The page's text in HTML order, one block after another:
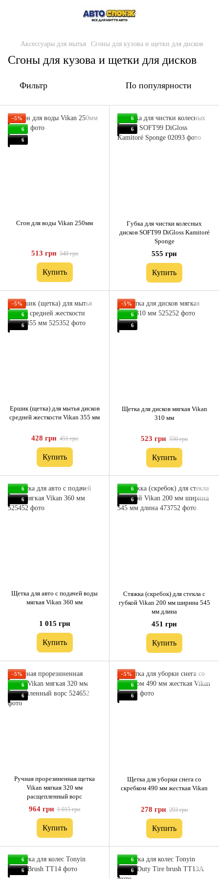
Аксессуары для мытья Сгоны для кузова и щетки для дисков
Сгоны для кузова и щетки для дисков
Фильтр По популярности
−5%
6
6
Cгон для воды Vikan 250мм
513 грн 540 грн
Купить
6
6
Губка для чистки колесных
дисков SOFT99 DiGloss Kamitoré
Sponge
555 грн
Купить
−5%
6
6
Ершик (щетка) для мытья дисков
средней жесткости Vikan 355 мм
428 грн 451 грн
Купить
−5%
6
6
Щетка для дисков мягкая Vikan
310 мм
523 грн 550 грн
Купить
6
6
Щетка для авто с подачей воды
мягкая Vikan 360 мм
1 015 грн
Купить
6
6
Стяжка (скребок) для стекла с
губкой Vikan 200 мм ширина 545
мм длина
451 грн
Купить
−5%
6
6
Ручная прорезиненная щетка
Vikan мягкая 320 мм
расщепленный ворс
964 грн 1 015 грн
Купить
−5%
6
6
Щетка для уборки снега со
скребком 490 мм жесткая Vikan
278 грн 293 грн
Купить
6
6
6
6